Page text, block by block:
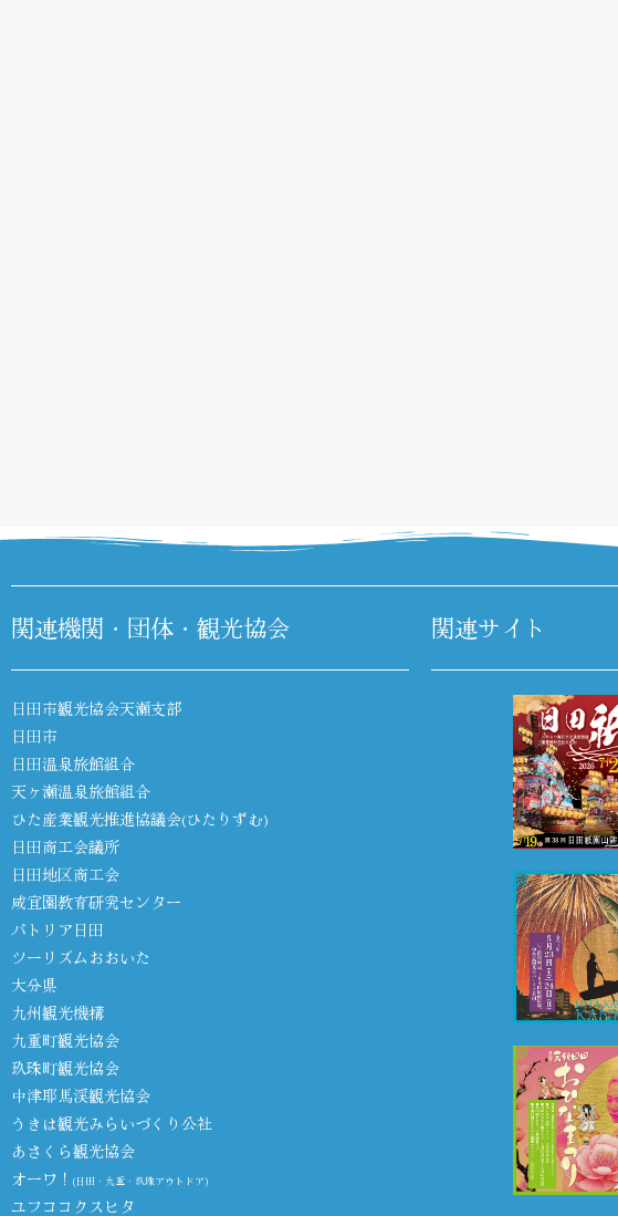
関連機関・団体・観光協会
日田市観光協会天瀬支部
日田市
日田温泉旅館組合
天ヶ瀬温泉旅館組合
ひた産業観光推進協議会(ひたりずむ)
日田商工会議所
日田地区商工会
咸宜園教育研究センター
パトリア日田
ツーリズムおおいた
大分県
九州観光機構
九重町観光協会
玖珠町観光協会
中津耶馬渓観光協会
うきは観光みらいづくり公社
あさくら観光協会
オーワ！ (日田・九重・玖珠アウトドア)
ユフココクスヒタ
関連サイト